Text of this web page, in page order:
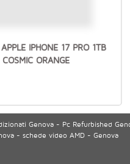
IPHONE 17 PRO 1TB
COSMIC ORANGE
Genova - Pc Refurbished
- schede video AMD - Genova